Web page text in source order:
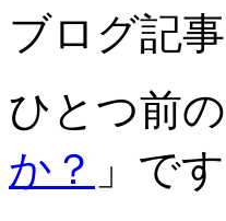
ブログ記事
ひとつ前
か？ 」です